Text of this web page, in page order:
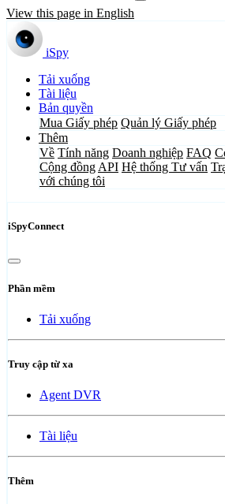
View this page in English
iSpy
Tải xuống
Tài liệu
Bản quyền
Mua Giấy phép Quản lý Giấy phép
Thêm
Về Tính năng Doanh nghiệp FAQ
Cộng đồng API Hệ thống Tư vấn
với chúng tôi
iSpyConnect
Phần mềm
Tải xuống
Truy cập từ xa
Agent DVR
Tài liệu
Thêm